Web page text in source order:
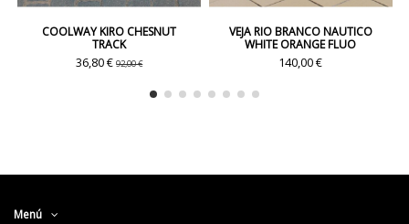
COOLWAY KIRO CHESNUT
TRACK
36,80 €92,00 €
VEJA RIO BRANCO NAUTICO
WHITE ORANGE FLUO
140,00 €
Menú